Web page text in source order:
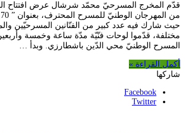
قدّم المخرج المسرحيّ محمّد شرشال عرض افتتاح
حيث شارك فيه عدد كبير من الفنّانين المسرحيّين
مختلفة، قدّموا لوحات فنّيّة مدّة ساعة وخمسة
المسرح الوطنيّ محي الدّين باشطارزي. وبدأ …
أكمل القراءة »
شاركها
Facebook
Twitter